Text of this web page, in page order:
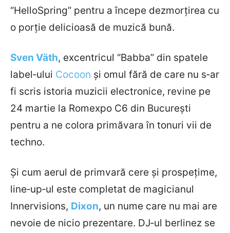
“HelloSpring” pentru a începe dezmorțirea cu
o porție delicioasă de muzică bună.
Sven Väth, excentricul “Babba” din spatele
label‐ului Cocoon și omul fără de care nu s­‐ar
fi scris istoria muzicii electronice, revine pe
24 martie la Romexpo C6 din București
pentru a ne colora primăvara în tonuri vii de
techno.
Și cum aerul de primvară cere și prospețime,
line‐up­‐ul este completat de magicianul
Innervisions, Dixon, un nume care nu mai are
nevoie de nicio prezentare. DJ‐ul berlinez se